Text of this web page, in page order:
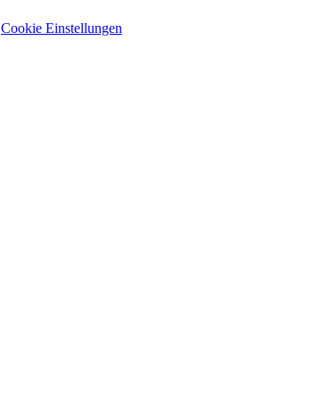
Cookie Einstellungen